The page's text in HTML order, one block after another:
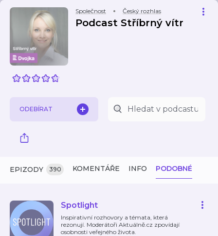
Společnost Český rozhlas
Podcast Stříbrný vítr
ODEBÍRAT
EPIZODY 390 KOMENTÁŘE INFO PODOBNÉ
Spotlight
Inspirativní rozhovory a témata, která
rezonují. Moderátoři Aktuálně.cz zpovídají
osobnosti veřejného života.